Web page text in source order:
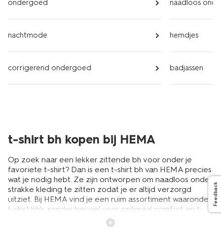
ondergoed
nachtmode
corrigerend ondergoed
naadloos
hemdjes
badjassen
t-shirt bh kopen bij HEMA
Op zoek naar een lekker zittende bh voor onder je
favoriete t-shirt? Dan is een t-shirt bh van HEMA precies
wat je nodig hebt. Ze zijn ontworpen om naadloos onder
strakke kleding te zitten zodat je er altijd verzorgd
uitziet. Bij HEMA vind je een ruim assortiment waaronder
t-shirt bh's zonder beugel voor optimaal comfort en t-
shirt bh's met beugel voor extra ondersteuning. Heb je
liever een voorgevormde cup? Kies dan voor een
Feedback